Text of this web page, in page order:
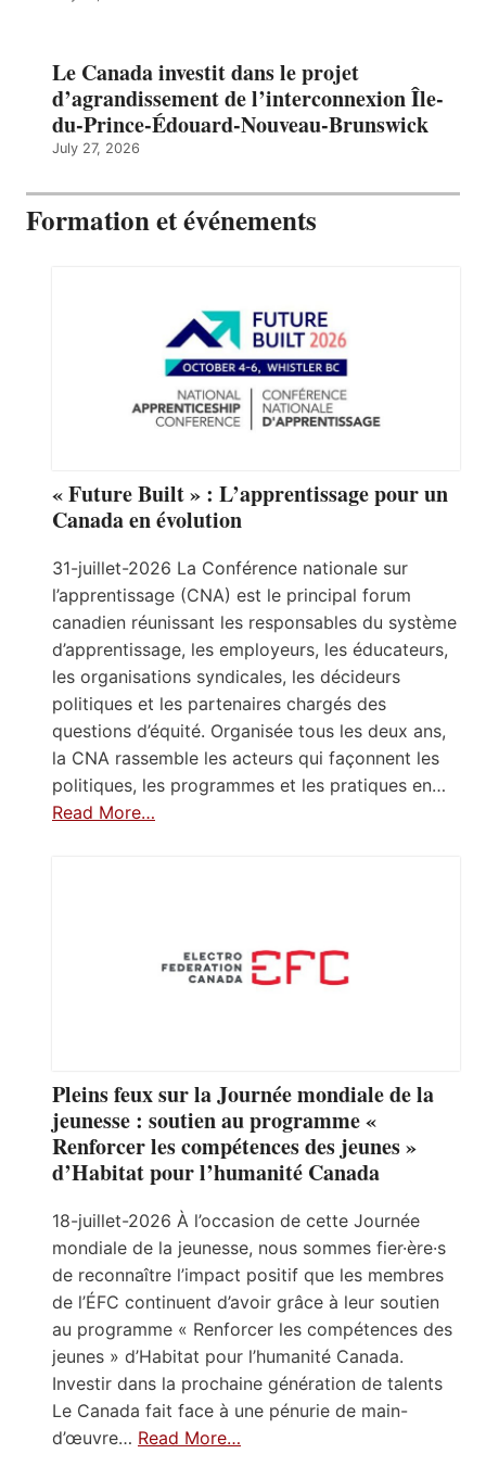
Le Canada investit dans le projet
d’agrandissement de l’interconnexion Île-
du-Prince-Édouard-Nouveau-Brunswick
July 27, 2026
Formation et événements
« Future Built » : L’apprentissage pour un
Canada en évolution
31-juillet-2026 La Conférence nationale sur
l’apprentissage (CNA) est le principal forum
canadien réunissant les responsables du système
d’apprentissage, les employeurs, les éducateurs,
les organisations syndicales, les décideurs
politiques et les partenaires chargés des
questions d’équité. Organisée tous les deux ans,
la CNA rassemble les acteurs qui façonnent les
politiques, les programmes et les pratiques en…
Read More…
Pleins feux sur la Journée mondiale de la
jeunesse : soutien au programme «
Renforcer les compétences des jeunes »
d’Habitat pour l’humanité Canada
18-juillet-2026 À l’occasion de cette Journée
mondiale de la jeunesse, nous sommes fier·ère·s
de reconnaître l’impact positif que les membres
de l’ÉFC continuent d’avoir grâce à leur soutien
au programme « Renforcer les compétences des
jeunes » d’Habitat pour l’humanité Canada.
Investir dans la prochaine génération de talents
Le Canada fait face à une pénurie de main-
d’œuvre… Read More…